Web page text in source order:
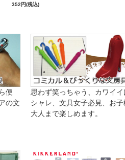
352円(税込)
便
の文
思わず笑っちゃう、カワイイ
シャレ、文具女子必見、お子
大人まで楽しめます。